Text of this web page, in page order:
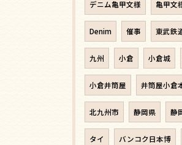
デニム亀甲文様 亀甲文
Denim 催事 東武鉄
九州 小倉 小倉城
小倉井筒屋 井筒屋小倉
北九州市 静岡県 静
タイ バンコク日本博